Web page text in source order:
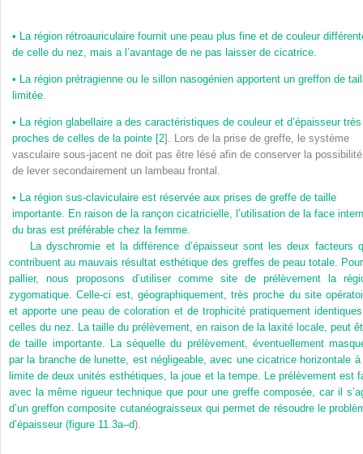
•
La région rétroauriculaire fournit une peau plus fine et de couleur
de celle du nez, mais a l’avantage de ne pas laisser de cicatrice.
•
La région prétragienne ou le sillon nasogénien apportent un greffon de
limitée.
•
La région glabellaire a des caractéristiques de couleur et d’épaisseur très
proches de celles de la pointe [2]. Lors de la prise de greffe, le système
vasculaire sous-jacent ne doit pas être lésé afin de conserver la possibilité
de lever secondairement un lambeau frontal.
•
La région sus-claviculaire est réservée aux prises de greffe de taille
importante. En raison de la rançon cicatricielle, l’utilisation de la face
du bras est préférable chez la femme.
La dyschromie et la différence d’épaisseur sont les deux facteurs
contribuent au mauvais résultat esthétique des greffes de peau totale.
pallier, nous proposons d’utiliser comme site de prélèvement la
zygomatique. Celle-ci est, géographiquement, très proche du site
et apporte une peau de coloration et de trophicité pratiquement
celles du nez. La taille du prélèvement, en raison de la laxité locale, peut
de taille importante. La séquelle du prélèvement, éventuellement
par la branche de lunette, est négligeable, avec une cicatrice horizontale à
limite de deux unités esthétiques, la joue et la tempe. Le prélèvement est
avec la même rigueur technique que pour une greffe composée, car il
d’un greffon composite cutanéograisseux qui permet de résoudre le
d’épaisseur (figure 11.3a–d).